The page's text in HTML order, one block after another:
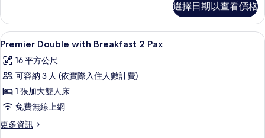
相
片
房
的
詳
選擇日期以查看價格
顯
示
Premier
Double
with
Breakfast
2
高級寢具、客房內保險箱、書桌、筆
6
Premier Double with Breakfast 2 Pax
16 平方公尺
可容納 3 人 (依實際入住人數計費)
1 張加大雙人床
免費無線上網
更多資訊
更